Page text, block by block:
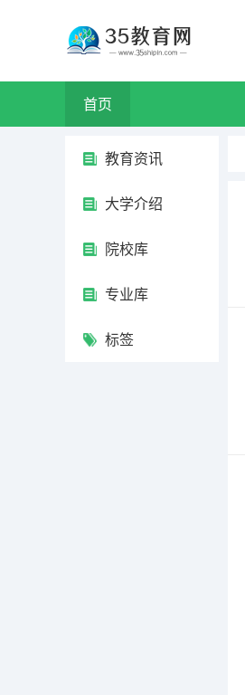
首页
教育资讯
大学介绍
院校库
专业库
标签